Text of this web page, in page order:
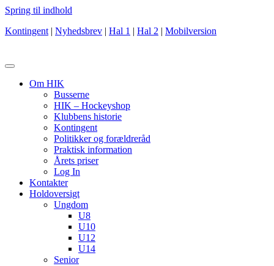
Spring til indhold
Kontingent | Nyhedsbrev | Hal 1 | Hal 2 | Mobilversion
Om HIK
Busserne
HIK – Hockeyshop
Klubbens historie
Kontingent
Politikker og forældreråd
Praktisk information
Årets priser
Log In
Kontakter
Holdoversigt
Ungdom
U8
U10
U12
U14
Senior